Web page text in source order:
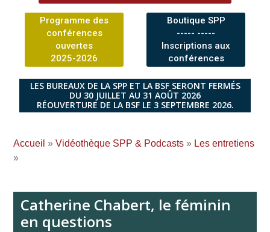
Programme des
conférences
ouvertes
2025-2026
Boutique SPP
----- -----
Inscriptions aux
conférences
LES BUREAUX DE LA SPP ET LA BSF SERONT FERMÉS
DU 30 JUILLET AU 31 AOÛT 2026
RÉOUVERTURE DE LA BSF LE 3 SEPTEMBRE 2026.
Accueil » Vidéothèque SPP & Podcasts » Les entretiens
»
Catherine Chabert, le féminin
en questions